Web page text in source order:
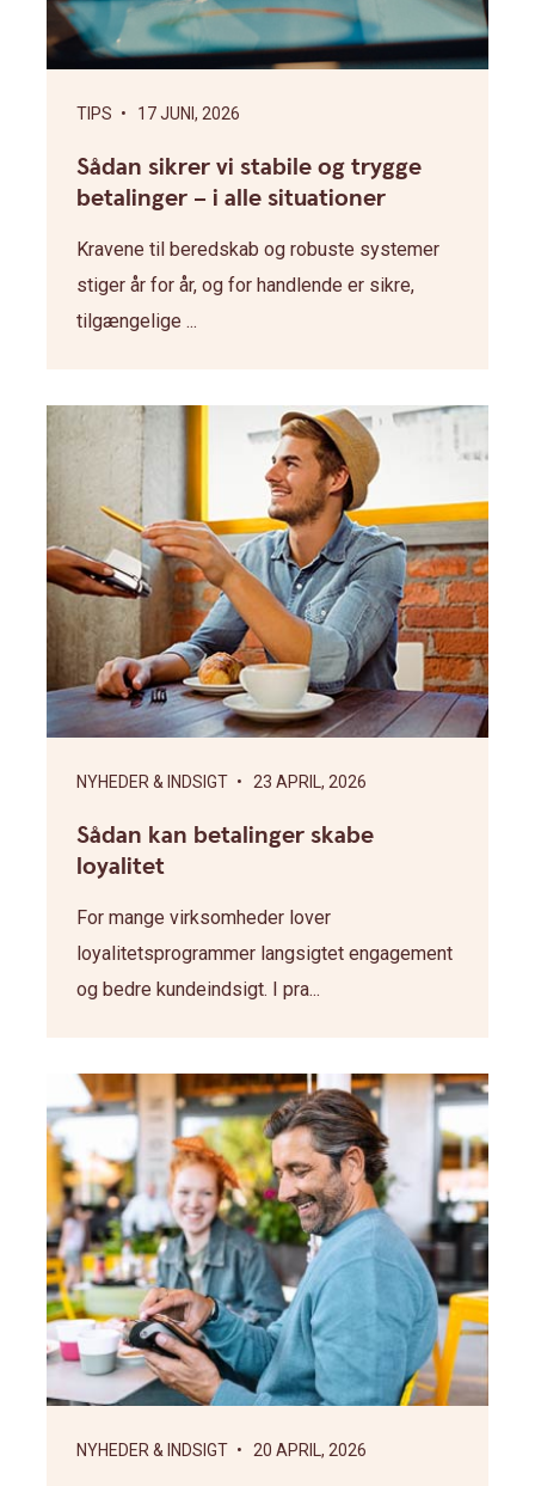
TIPS • 17 JUNI, 2026
Sådan sikrer vi stabile og trygge
betalinger – i alle situationer
Kravene til beredskab og robuste systemer
stiger år for år, og for handlende er sikre,
tilgængelige ...
NYHEDER & INDSIGT • 23 APRIL, 2026
Sådan kan betalinger skabe
loyalitet
For mange virksomheder lover
loyalitetsprogrammer langsigtet engagement
og bedre kundeindsigt. I pra...
NYHEDER & INDSIGT • 20 APRIL, 2026